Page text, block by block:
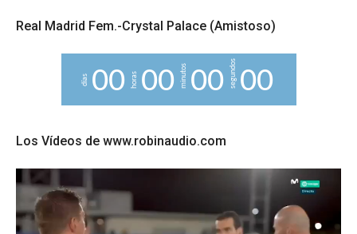
Real Madrid Fem.-Crystal Palace (Amistoso)
días 00 horas 00 minutos 00segundos00
Los Vídeos de www.robinaudio.com